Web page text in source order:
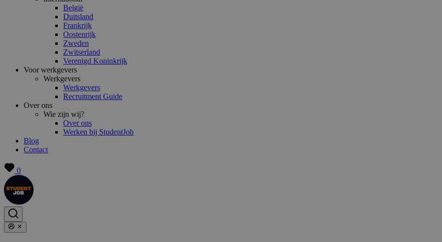
België
Duitsland
Frankrijk
Oostenrijk
Zweden
Zwitserland
Verenigd Koninkrijk
Voor werkgevers
Werkgevers
Werkgevers
Recruitment Guide
Over ons
Wie zijn wij?
Over ons
Werken bij StudentJob
Blog
Contact
0